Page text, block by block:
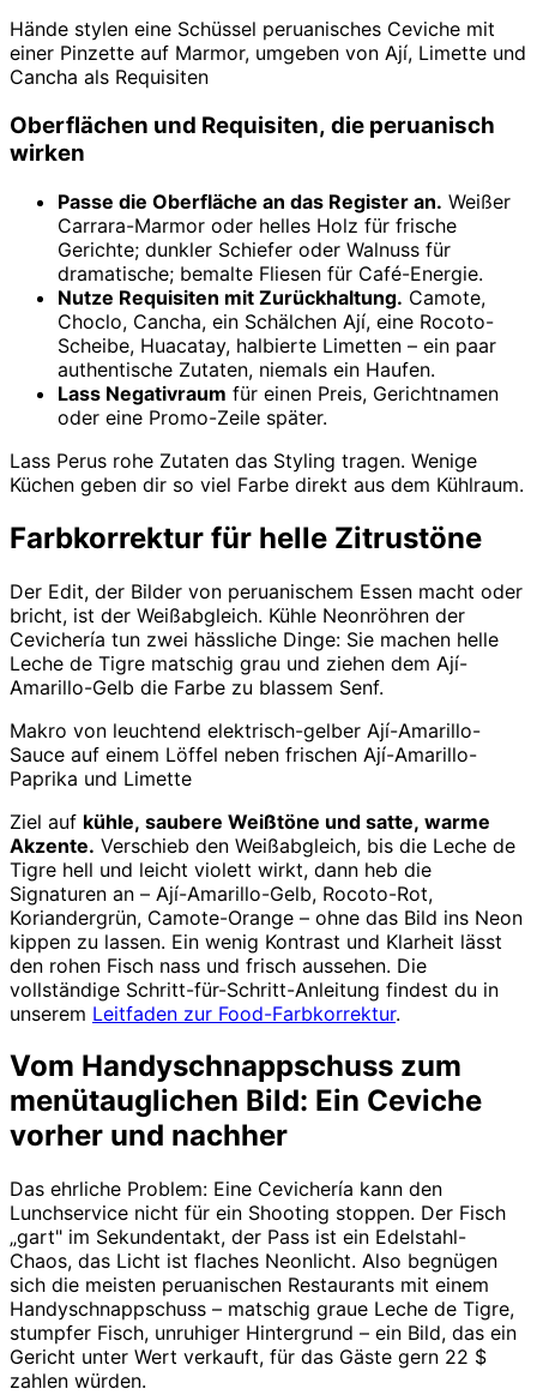
Hände stylen eine Schüssel peruanisches Ceviche mit
einer Pinzette auf Marmor, umgeben von Ají, Limette und
Cancha als Requisiten
Oberflächen und Requisiten, die peruanisch
wirken
Passe die Oberfläche an das Register an. Weißer
Carrara-Marmor oder helles Holz für frische
Gerichte; dunkler Schiefer oder Walnuss für
dramatische; bemalte Fliesen für Café-Energie.
Nutze Requisiten mit Zurückhaltung. Camote,
Choclo, Cancha, ein Schälchen Ají, eine Rocoto-
Scheibe, Huacatay, halbierte Limetten – ein paar
authentische Zutaten, niemals ein Haufen.
Lass Negativraum für einen Preis, Gerichtnamen
oder eine Promo-Zeile später.
Lass Perus rohe Zutaten das Styling tragen. Wenige
Küchen geben dir so viel Farbe direkt aus dem Kühlraum.
Farbkorrektur für helle Zitrustöne
Der Edit, der Bilder von peruanischem Essen macht oder
bricht, ist der Weißabgleich. Kühle Neonröhren der
Cevichería tun zwei hässliche Dinge: Sie machen helle
Leche de Tigre matschig grau und ziehen dem Ají-
Amarillo-Gelb die Farbe zu blassem Senf.
Makro von leuchtend elektrisch-gelber Ají-Amarillo-
Sauce auf einem Löffel neben frischen Ají-Amarillo-
Paprika und Limette
Ziel auf kühle, saubere Weißtöne und satte, warme
Akzente. Verschieb den Weißabgleich, bis die Leche de
Tigre hell und leicht violett wirkt, dann heb die
Signaturen an – Ají-Amarillo-Gelb, Rocoto-Rot,
Koriandergrün, Camote-Orange – ohne das Bild ins Neon
kippen zu lassen. Ein wenig Kontrast und Klarheit lässt
den rohen Fisch nass und frisch aussehen. Die
vollständige Schritt-für-Schritt-Anleitung findest du in
unserem Leitfaden zur Food-Farbkorrektur.
Vom Handyschnappschuss zum
menütauglichen Bild: Ein Ceviche
vorher und nachher
Das ehrliche Problem: Eine Cevichería kann den
Lunchservice nicht für ein Shooting stoppen. Der Fisch
„gart" im Sekundentakt, der Pass ist ein Edelstahl-
Chaos, das Licht ist flaches Neonlicht. Also begnügen
sich die meisten peruanischen Restaurants mit einem
Handyschnappschuss – matschig graue Leche de Tigre,
stumpfer Fisch, unruhiger Hintergrund – ein Bild, das ein
Gericht unter Wert verkauft, für das Gäste gern 22 $
zahlen würden.